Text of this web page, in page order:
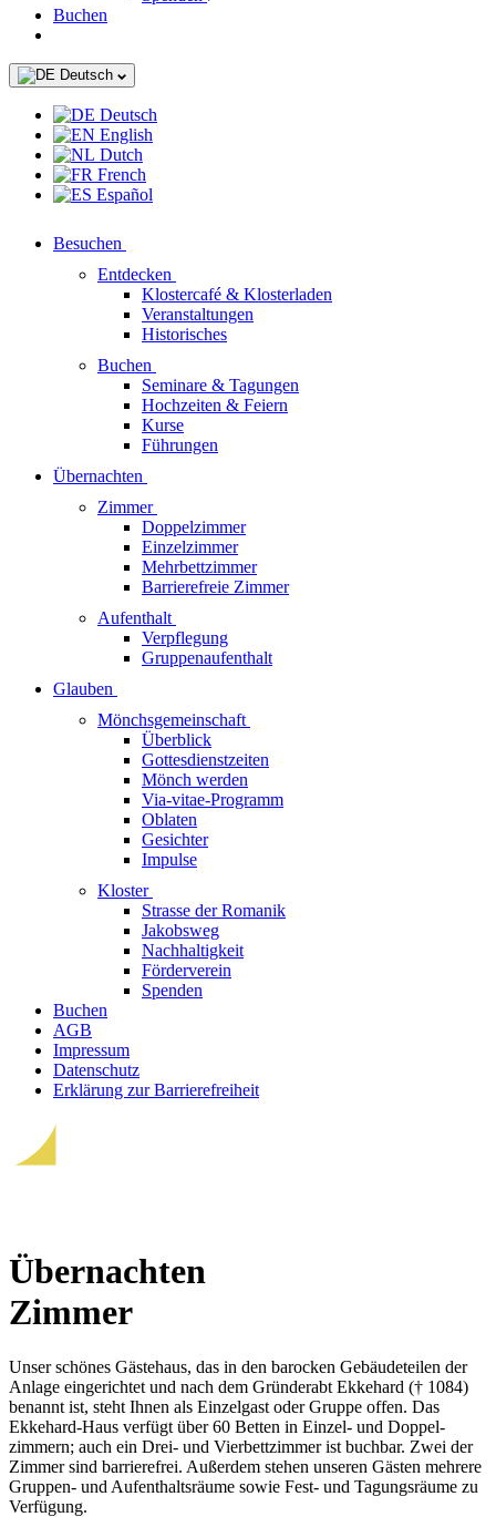
Buchen
Deutsch
Deutsch
English
Dutch
French
Español
Besuchen
Entdecken
Klostercafé & Klosterladen
Veranstaltungen
Historisches
Buchen
Seminare & Tagungen
Hochzeiten & Feiern
Kurse
Führungen
Übernachten
Zimmer
Doppelzimmer
Einzelzimmer
Mehrbettzimmer
Barrierefreie Zimmer
Aufenthalt
Verpflegung
Gruppenaufenthalt
Glauben
Mönchsgemeinschaft
Überblick
Gottesdienstzeiten
Mönch werden
Via-vitae-Programm
Oblaten
Gesichter
Impulse
Kloster
Strasse der Romanik
Jakobsweg
Nachhaltigkeit
Förderverein
Spenden
Buchen
AGB
Impressum
Datenschutz
Erklärung zur Barrierefreiheit
Übernachten
Zimmer
Unser schönes Gästehaus, das in den barocken Gebäude­teilen der
Anlage eingerichtet und nach dem Gründerabt Ekkehard († 1084)
benannt ist, steht Ihnen als Einzelgast oder Gruppe offen. Das
Ekkehard-­Haus verfügt über 60 Betten in Einzel- und Doppel­
zimmern; auch ein Drei- und Vierbett­zimmer ist buchbar. Zwei der
Zimmer sind barriere­frei. Außerdem stehen unseren Gästen mehrere
Gruppen- und Auf­enthalts­räume sowie Fest- und Tagungs­räume zu
Verfügung.